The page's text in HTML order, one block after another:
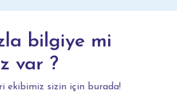
bilgiye mi
var ?
ekibimiz sizin için burada!